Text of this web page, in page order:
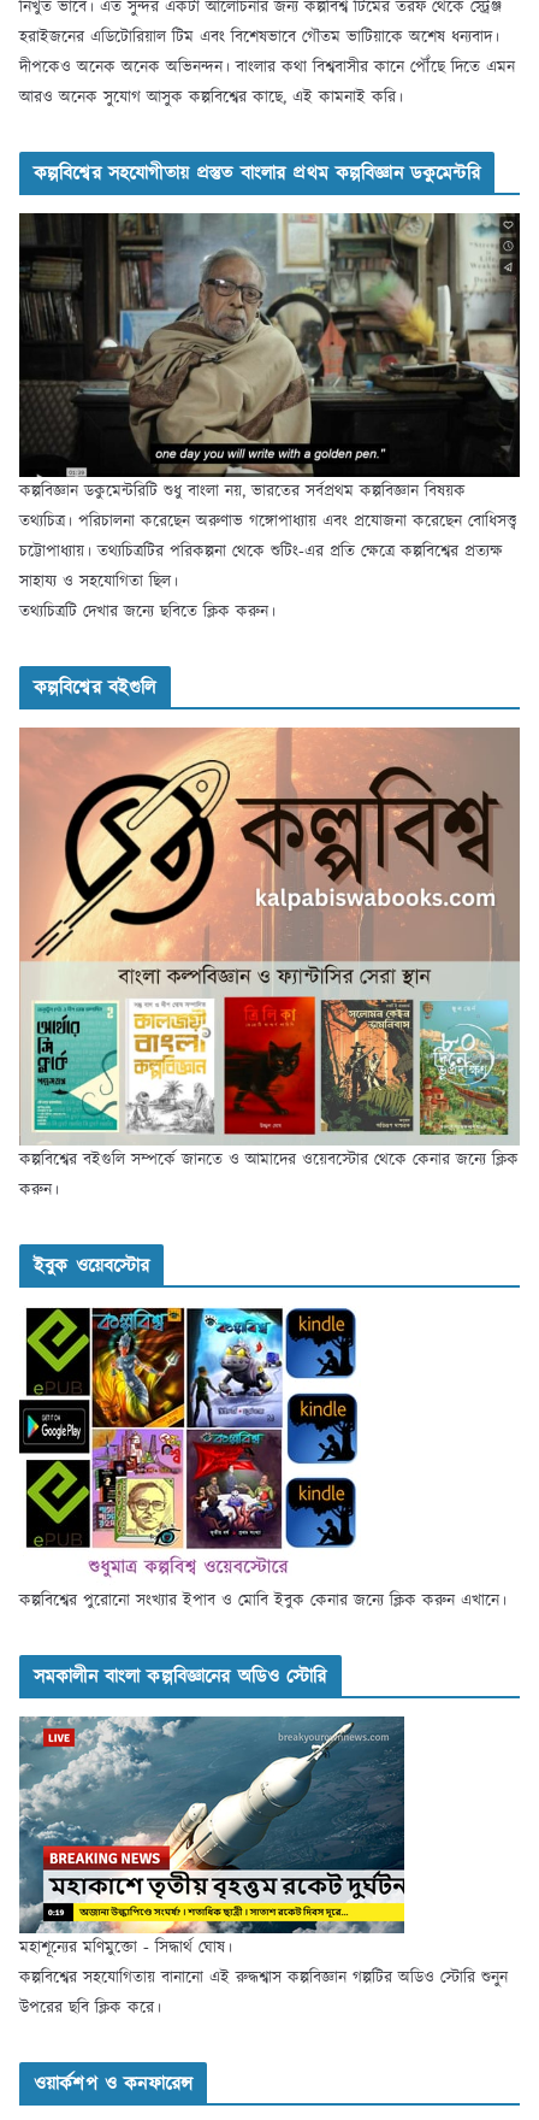
নিঁখুত ভাবে। এত সুন্দর একটা আলোচনার জন্য কল্পবিশ্ব টিমের তরফ থেকে স্ট্রেঞ্জ
হরাইজনের এডিটোরিয়াল টিম এবং বিশেষভাবে গৌতম ভাটিয়াকে অশেষ ধন্যবাদ।
দীপকেও অনেক অনেক অভিনন্দন। বাংলার কথা বিশ্ববাসীর কানে পৌঁছে দিতে এমন
আরও অনেক সুযোগ আসুক কল্পবিশ্বের কাছে, এই কামনাই করি।
কল্পবিশ্বের সহযোগীতায় প্রস্তুত বাংলার প্রথম কল্পবিজ্ঞান ডকুমেন্টরি
কল্পবিজ্ঞান ডকুমেন্টরিটি শুধু বাংলা নয়, ভারতের সর্বপ্রথম কল্পবিজ্ঞান বিষয়ক
তথ্যচিত্র। পরিচালনা করেছেন অরুণাভ গঙ্গোপাধ্যায় এবং প্রযোজনা করেছেন বোধিসত্ত্ব
চট্টোপাধ্যায়। তথ্যচিত্রটির পরিকল্পনা থেকে শুটিং-এর প্রতি ক্ষেত্রে কল্পবিশ্বের প্রত্যক্ষ
সাহায্য ও সহযোগিতা ছিল।
তথ্যচিত্রটি দেখার জন্যে ছবিতে ক্লিক করুন।
কল্পবিশ্বের বইগুলি
কল্পবিশ্বের বইগুলি সম্পর্কে জানতে ও আমাদের ওয়েবস্টোর থেকে কেনার জন্যে ক্লিক
করুন।
ইবুক ওয়েবস্টোর
কল্পবিশ্বের পুরোনো সংখ্যার ইপাব ও মোবি ইবুক কেনার জন্যে ক্লিক করুন এখানে।
সমকালীন বাংলা কল্পবিজ্ঞানের অডিও স্টোরি
মহাশূন্যের মণিমুক্তো - সিদ্ধার্থ ঘোষ।
কল্পবিশ্বের সহযোগিতায় বানানো এই রুদ্ধশ্বাস কল্পবিজ্ঞান গল্পটির অডিও স্টোরি শুনুন
উপরের ছবি ক্লিক করে।
ওয়ার্কশপ ও কনফারেন্স